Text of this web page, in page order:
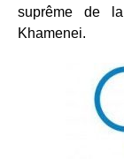
suprême de
Khamenei.